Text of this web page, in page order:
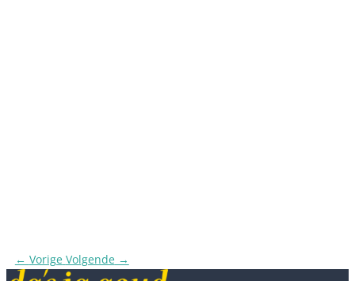
← Vorige Volgende→